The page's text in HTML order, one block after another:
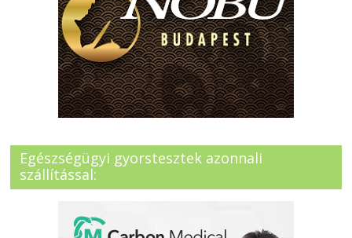
Egészségügyi gyorstesztek azonnali
szállítással: